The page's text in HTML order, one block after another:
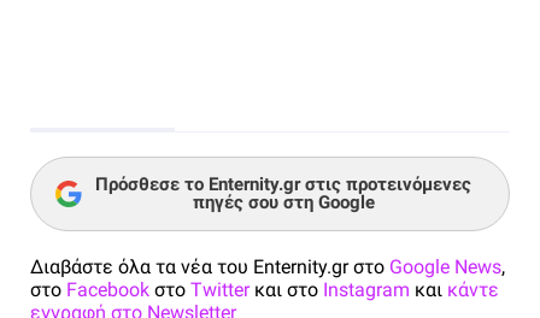
Πρόσθεσε το Enternity.gr στις προτεινόμενες
πηγές σου στη Google
Διαβάστε όλα τα νέα του Enternity.gr στο Google News,
στο Facebook στο Twitterκαι στο Instagram και κάντε
εγγραφή στο Newsletter